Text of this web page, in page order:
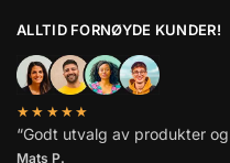
ALLTID FORNØYDE KUNDER!
★★★★★
“Godt utvalg av produkter
Mats P.